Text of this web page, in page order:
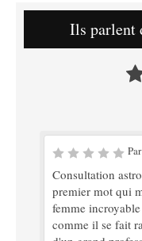
Ils parlent
Consultation
premier mot qui
femme
comme il se fait